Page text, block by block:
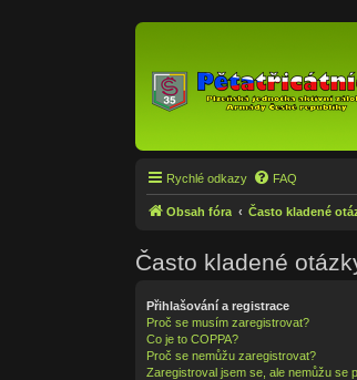
Rychlé odkazy FAQ
Obsah fóra Často kladené
Často kladené
Přihlašování a registrace
Proč se musím zaregistrovat?
Co je to COPPA?
Proč se nemůžu zaregistrovat?
Zaregistroval jsem se, ale nemůžu se